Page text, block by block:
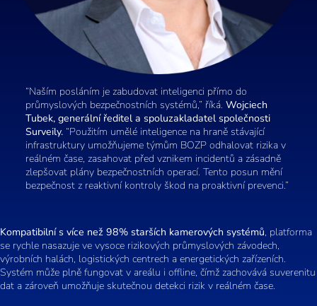
“Naším posláním je zabudovat inteligenci přímo do
průmyslových bezpečnostních systémů,” říká. Wojciech
Tubek, generální ředitel a spoluzakladatel společnosti
Surveily.“Použitím umělé inteligence na hraně stávající
infrastruktury umožňujeme týmům BOZP odhalovat rizika v
reálném čase, zasahovat před vznikem incidentů a zásadně
zlepšovat plány bezpečnostních operací. Tento posun mění
bezpečnost z reaktivní kontroly škod na proaktivní prevenci.”
Kompatibilní s více než 98% starších kamerových systémů, platforma
se rychle nasazuje ve vysoce rizikových průmyslových závodech,
výrobních halách, logistických centrech a energetických zařízeních.
Systém může plně fungovat v areálu i offline, čímž zachovává suverenitu
dat a zároveň umožňuje skutečnou detekci rizik v reálném čase.